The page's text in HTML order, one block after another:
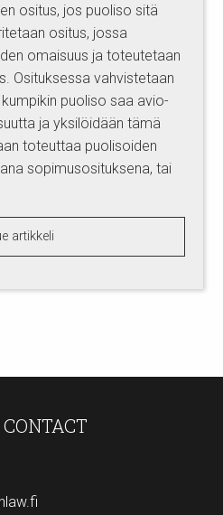
ositus, jos puoliso sitä
ositus, jossa
omaisuus ja toteutetaan
Osituksessa vahvistetaan
puoliso saa avio-
ja yksilöidään tämä
toteuttaa puolisoiden
sopimusosituksena, tai
artikkeli